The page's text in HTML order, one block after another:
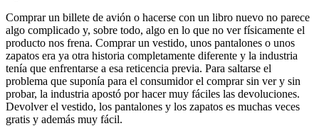
Comprar un billete de avión o hacerse con un libro nuevo no parece
algo complicado y, sobre todo, algo en lo que no ver físicamente el
producto nos frena. Comprar un vestido, unos pantalones o unos
zapatos era ya otra historia completamente diferente y la industria
tenía que enfrentarse a esa reticencia previa. Para saltarse el
problema que suponía para el consumidor el comprar sin ver y sin
probar, la industria apostó por hacer muy fáciles las devoluciones.
Devolver el vestido, los pantalones y los zapatos es muchas veces
gratis y además muy fácil.